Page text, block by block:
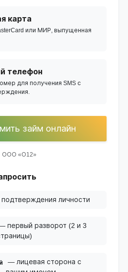
карта
или МИР, выпущенная
телефон
для получения SMS с
займ онлайн
ООО «О12»
личности
первый разворот (2 и 3
— лицевая сторона с